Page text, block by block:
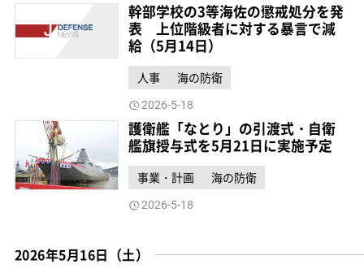
幹部学校の3等海佐の懲戒処分を発
表 上位階級者に対する暴言で減
給（5月14日）
人事 海の防衛
2026-5-18
護衛艦「なとり」の引渡式・自衛
艦旗授与式を5月21日に実施予定
事業・計画 海の防衛
2026-5-18
2026年5月16日（土）